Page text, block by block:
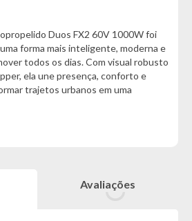
Duos FX2 60V 1000W foi
forma mais inteligente, moderna e
todos os dias. Com visual robusto
ela une presença, conforto e
trajetos urbanos em uma
1000W, a Duos FX2 oferece excelente
pelo fabricante da marca
Avaliações